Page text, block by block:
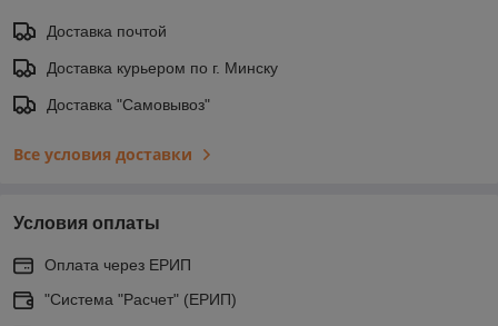
Доставка почтой
Доставка курьером по г. Минску
Доставка "Самовывоз"
Все условия доставки
Условия оплаты
Оплата через ЕРИП
"Система "Расчет" (ЕРИП)